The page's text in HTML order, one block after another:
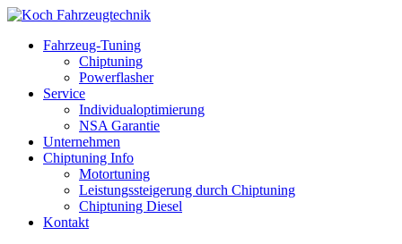
Fahrzeug-Tuning
Chiptuning
Powerflasher
Service
Individualoptimierung
NSA Garantie
Unternehmen
Chiptuning Info
Motortuning
Leistungssteigerung durch Chiptuning
Chiptuning Diesel
Kontakt